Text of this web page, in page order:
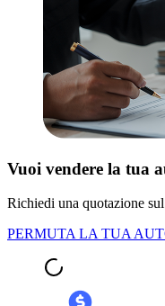
Vuoi vendere la tua
Richiedi una quotazione
PERMUTA LA TUA